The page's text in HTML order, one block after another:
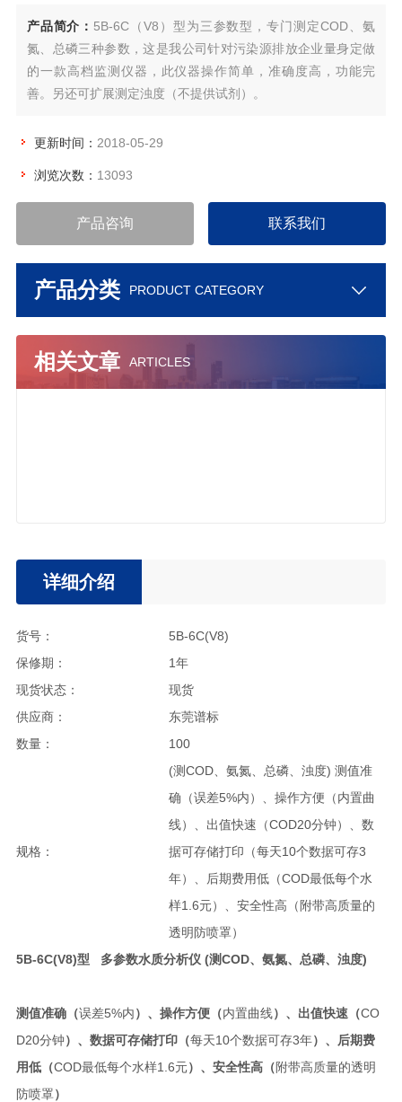
产品简介： 5B-6C（V8）型为三参数型，专门测定COD、氨
氮、总磷三种参数，这是我公司针对污染源排放企业量身定做
的一款高档监测仪器，此仪器操作简单，准确度高，功能完
善。另还可扩展测定浊度（不提供试剂）。
更新时间： 2018-05-29
浏览次数： 13093
产品咨询 联系我们
产品分类 PRODUCT CATEGORY
相关文章 ARTICLES
详细介绍
货号：
5B-6C(V8)
保修期：
1年
现货状态：
现货
供应商：
东莞谱标
数量：
100
规格：
(测COD、氨氮、总磷、浊度) 测值准
确（误差5%内）、操作方便（内置曲
线）、出值快速（COD20分钟）、数
据可存储打印（每天10个数据可存3
年）、后期费用低（COD最低每个水
样1.6元）、安全性高（附带高质量的
透明防喷罩）
5B-6C(V8)型 多参数水质分析仪 (测COD、 氨氮、 总磷、浊度)
测值准确（误差5%内）、操作方便（内置曲线）、出值快速（CO
D20分钟）、数据可存储打印（每天10个数据可存3年）、后期费
用低（COD最低每个水样1.6元）、安全性高（附带高质量的透明
防喷罩）